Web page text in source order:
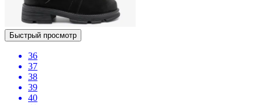
Быстрый просмотр
36
37
38
39
40